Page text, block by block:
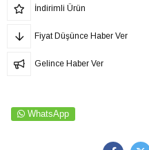
İndirimli Ürün
Fiyat Düşünce Haber Ver
Gelince Haber Ver
WhatsApp